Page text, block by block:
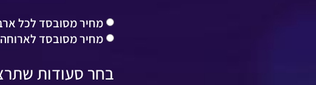
מחיר מסובסד לכל
מחיר מסובסד לארוחה
בחר סעודות